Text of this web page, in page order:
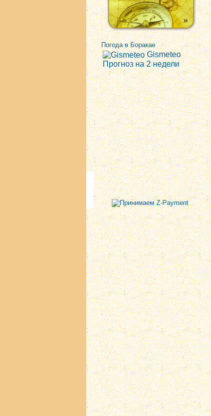
Погода в Боракае
Gismeteo
Прогноз на 2 недели